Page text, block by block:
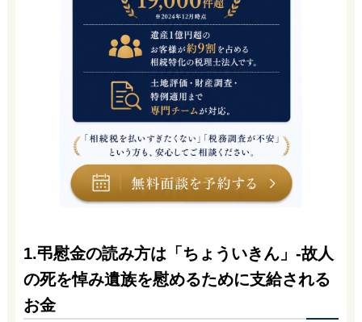
1.弔慰金の読み方は「ちょういきん」-故人
の死を悼み遺族を慰めるために支給される
お金